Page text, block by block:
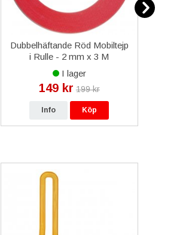
Dubbelhäftande Röd Mobiltejp
i Rulle - 2 mm x 3 M
I lager
149 kr 199 kr
Info Köp